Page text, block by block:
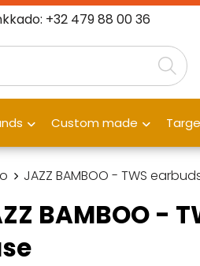
+32 479 88 00 36
Custom made
JAZZ BAMBOO - TWS
BAMBOO -